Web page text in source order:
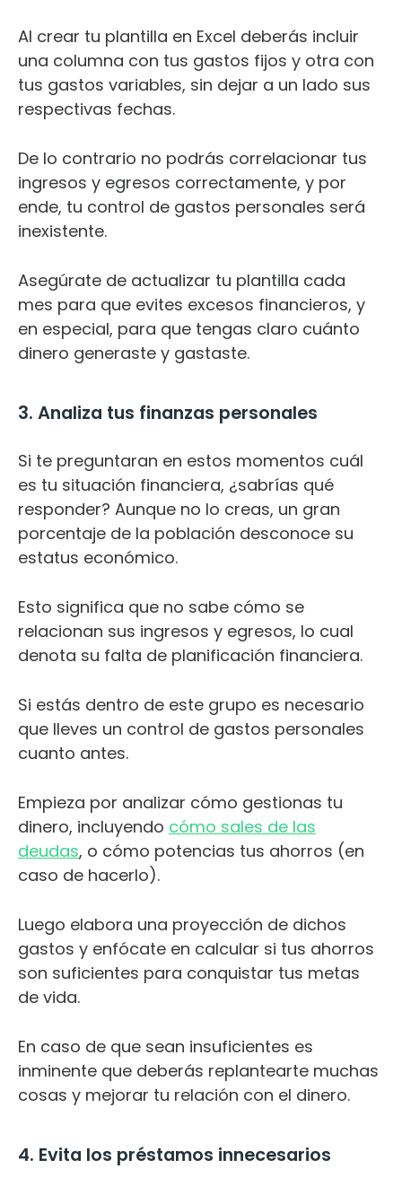
Al crear tu plantilla en Excel deberás incluir
una columna con tus gastos fijos y otra con
tus gastos variables, sin dejar a un lado sus
respectivas fechas.
De lo contrario no podrás correlacionar tus
ingresos y egresos correctamente, y por
ende, tu control de gastos personales será
inexistente.
Asegúrate de actualizar tu plantilla cada
mes para que evites excesos financieros, y
en especial, para que tengas claro cuánto
dinero generaste y gastaste.
3. Analiza tus finanzas personales
Si te preguntaran en estos momentos cuál
es tu situación financiera, ¿sabrías qué
responder? Aunque no lo creas, un gran
porcentaje de la población desconoce su
estatus económico.
Esto significa que no sabe cómo se
relacionan sus ingresos y egresos, lo cual
denota su falta de planificación financiera.
Si estás dentro de este grupo es necesario
que lleves un control de gastos personales
cuanto antes.
Empieza por analizar cómo gestionas tu
dinero, incluyendo cómo sales de las
deudas, o cómo potencias tus ahorros (en
caso de hacerlo).
Luego elabora una proyección de dichos
gastos y enfócate en calcular si tus ahorros
son suficientes para conquistar tus metas
de vida.
En caso de que sean insuficientes es
inminente que deberás replantearte muchas
cosas y mejorar tu relación con el dinero.
4. Evita los préstamos innecesarios